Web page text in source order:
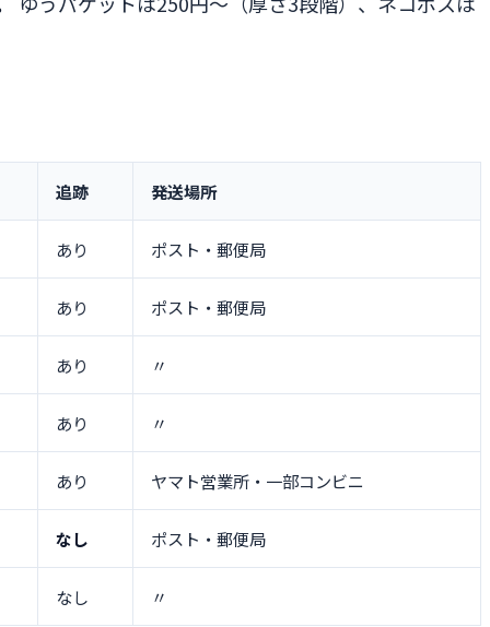
追跡 発送場所
あり ポスト・郵便局
あり ポスト・郵便局
あり 〃
あり 〃
あり ヤマト営業所・一部コンビニ
なし ポスト・郵便局
なし 〃